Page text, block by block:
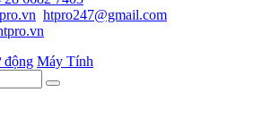
htpro247@gmail.com
động Máy Tính